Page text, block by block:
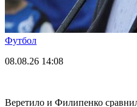
Футбол
08.08.26 14:08
Веретило и Филипенко